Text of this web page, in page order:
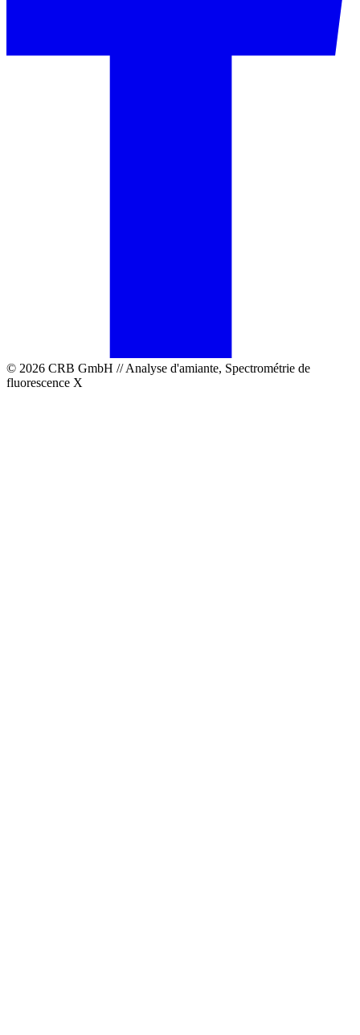
© 2026 CRB GmbH // Analyse d'amiante, Spectrométrie de
fluorescence X